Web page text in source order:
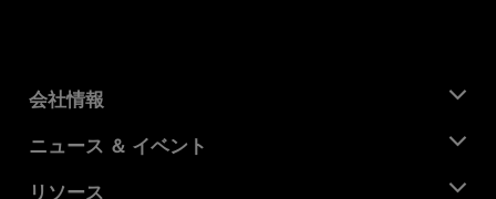
会社情報
AMD について
ニュース ＆ イベント
ニュースルーム
リソース